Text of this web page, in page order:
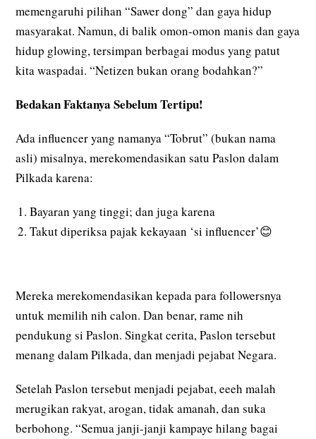
memengaruhi pilihan “Sawer dong” dan gaya hidup
masyarakat. Namun, di balik omon-omon manis dan gaya
hidup glowing, tersimpan berbagai modus yang patut
kita waspadai. “Netizen bukan orang bodahkan?”
Bedakan Faktanya Sebelum Tertipu!
Ada influencer yang namanya “Tobrut” (bukan nama
asli) misalnya, merekomendasikan satu Paslon dalam
Pilkada karena:
Bayaran yang tinggi; dan juga karena
Takut diperiksa pajak kekayaan ‘si influencer’😊
Mereka merekomendasikan kepada para followersnya
untuk memilih nih calon. Dan benar, rame nih
pendukung si Paslon. Singkat cerita, Paslon tersebut
menang dalam Pilkada, dan menjadi pejabat Negara.
Setelah Paslon tersebut menjadi pejabat, eeeh malah
merugikan rakyat, arogan, tidak amanah, dan suka
berbohong. “Semua janji-janji kampaye hilang bagai